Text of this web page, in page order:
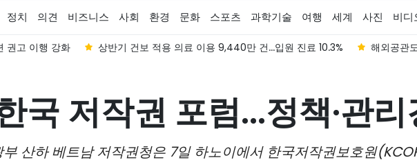
정치 의견 비즈니스 사회 환경 문화 스포츠 과학기술 여행 세계 사진 비디
권고 이행 강화 상반기 건보 적용 의료 이용 9,440만 건...입원 진료 10.3% 해외공관
국 저작권 포럼...정책·관
산하 베트남 저작권청은 7일 하노이에서 한국저작권보호원